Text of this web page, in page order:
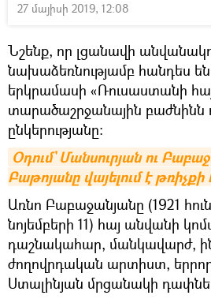
27 մայիսի 2019, 12:08
Նշենք, որ լցանավի
նախաձեռնությամբ հանդես
երկրամասի «Ռուսաստանի
տարածաշրջանային բաժնինն
ընկերությանը։
Օդում` Մանսուրյան ու
Բաթոյանը վայելում է
Առնո Բաբաջանյանը (1921
նոյեմբերի 11) հայ անվանի
դաշնակահար, մանկավարժ,
ժողովրդական արտիստ,
Ստալինյան մրցանակի